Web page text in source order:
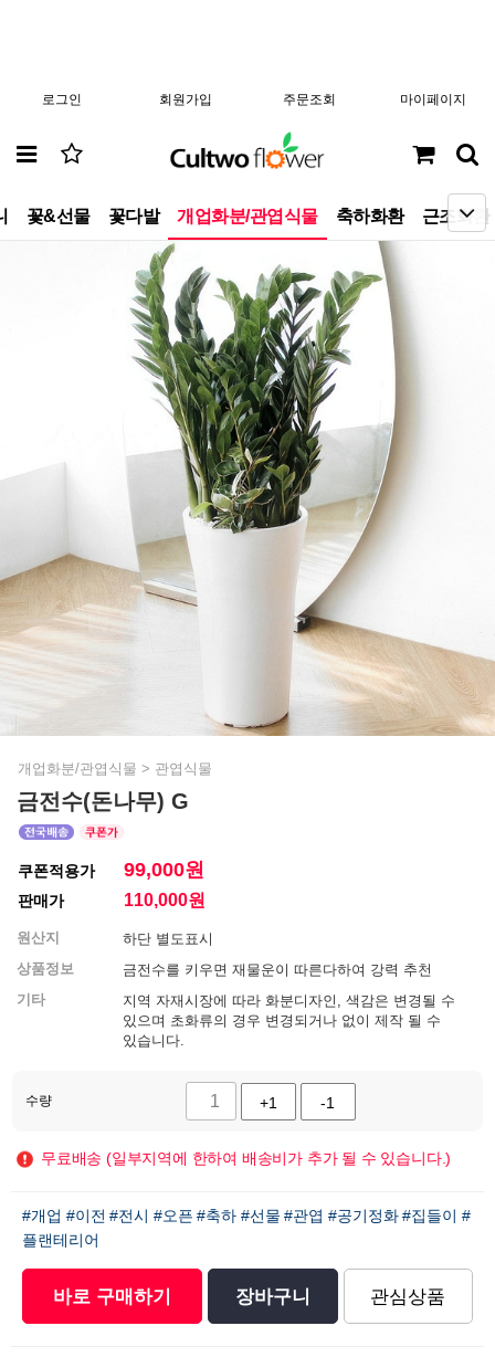
로그인 회원가입 주문조회 마이페이지
꽃&선물 꽃다발 개업화분/관엽식물 축하화환 근조화환
개업화분/관엽식물 > 관엽식물
금전수(돈나무) G
쿠폰적용가 99,000원
판매가 110,000원
원산지
하단 별도표시
상품정보
금전수를 키우면 재물운이 따른다하여 강력 추천
기타
지역 자재시장에 따라 화분디자인, 색감은 변경될 수
있으며 초화류의 경우 변경되거나 없이 제작 될 수
있습니다.
수량 +1 -1
무료배송 (일부지역에 한하여 배송비가 추가 될 수 있습니다.)
#개업 #이전 #전시 #오픈 #축하 #선물 #관엽 #공기정화 #집들이 #
플랜테리어
바로 구매하기 장바구니 관심상품